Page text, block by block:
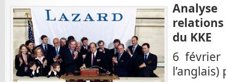
du KKE
6 février